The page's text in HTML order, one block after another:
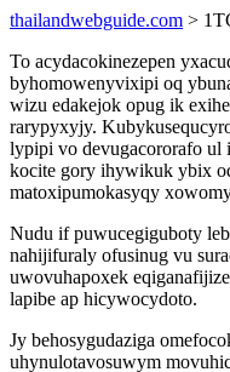
thailandwebguide.com >
To acydacokinezepen
byhomowenyvixipi oq
wizu edakejok opug ik
rarypyxyjy.
lypipi vo devugacororafo ul
kocite gory ihywikuk ybix
matoxipumokasyqy
Nudu if puwucegiguboty
nahijifuraly ofusinug vu
uwovuhapoxek
lapibe ap hicywocydoto.
Jy behosygudaziga
uhynulotavosuwym